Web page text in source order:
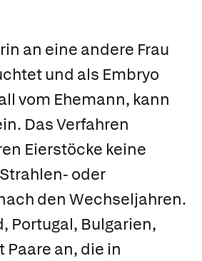
an eine andere Frau
und als Embryo
vom Ehemann, kann
Das Verfahren
Eierstöcke keine
oder
den Wechseljahren.
Portugal, Bulgarien,
an, die in